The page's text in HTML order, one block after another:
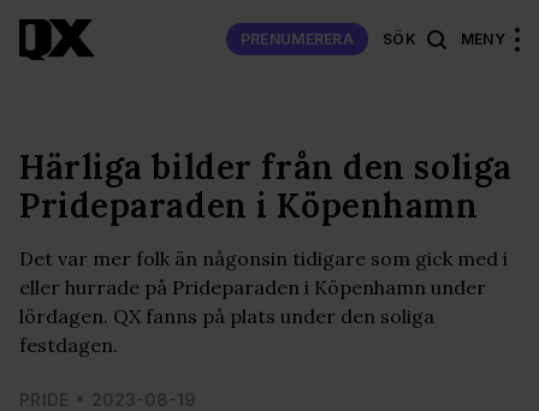
PRENUMERERA SÖK MENY
Härliga bilder från den soliga
Prideparaden i Köpenhamn
Det var mer folk än någonsin tidigare som gick med i
eller hurrade på Prideparaden i Köpenhamn under
lördagen. QX fanns på plats under den soliga
festdagen.
PRIDE 2023-08-19